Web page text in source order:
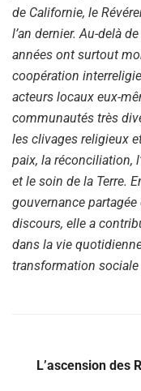
de Californie, le
l’an dernier. Au-delà
années ont surtout
coopération
acteurs locaux eux-
communautés très
les clivages religieux
paix, la réconciliation,
et le soin de la Terre.
gouvernance
discours, elle a
dans la vie
transformation sociale
L’ascension des